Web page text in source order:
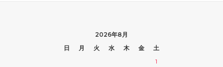
2026年8月
日
月 火 水 木 金
土
1